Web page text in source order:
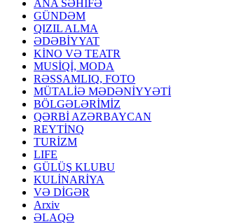
ANA SƏHİFƏ
GÜNDƏM
QIZIL ALMA
ƏDƏBİYYAT
KİNO VƏ TEATR
MUSİQİ, MODA
RƏSSAMLIQ, FOTO
MÜTALİƏ MƏDƏNİYYƏTİ
BÖLGƏLƏRİMİZ
QƏRBİ AZƏRBAYCAN
REYTİNQ
TURİZM
LIFE
GÜLÜŞ KLUBU
KULİNARİYA
VƏ DİGƏR
Arxiv
ƏLAQƏ